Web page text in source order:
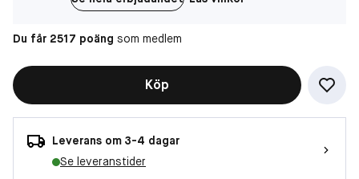
Du får 2517 poäng som medlem
Köp
Leverans om 3-4 dagar
Se leveranstider